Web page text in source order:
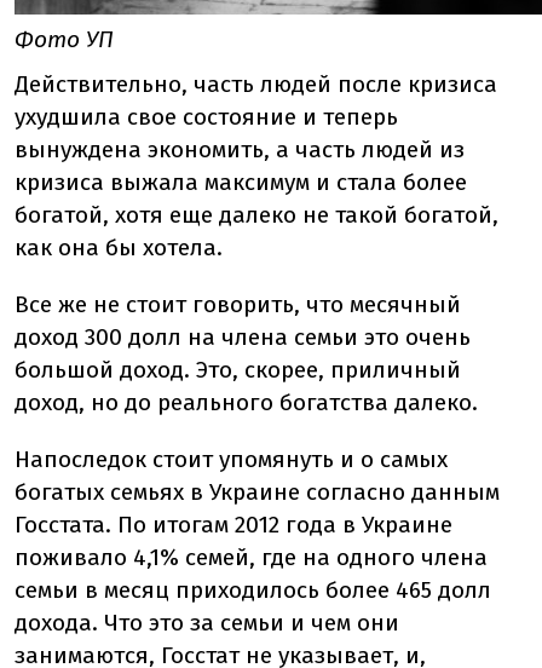
Фото УП
Действительно, часть людей после кризиса
ухудшила свое состояние и теперь
вынуждена экономить, а часть людей из
кризиса выжала максимум и стала более
богатой, хотя еще далеко не такой богатой,
как она бы хотела.
Все же не стоит говорить, что месячный
доход 300 долл на члена семьи это очень
большой доход. Это, скорее, приличный
доход, но до реального богатства далеко.
Напоследок стоит упомянуть и о самых
богатых семьях в Украине согласно данным
Госстата. По итогам 2012 года в Украине
поживало 4,1% семей, где на одного члена
семьи в месяц приходилось более 465 долл
дохода. Что это за семьи и чем они
занимаются, Госстат не указывает, и,